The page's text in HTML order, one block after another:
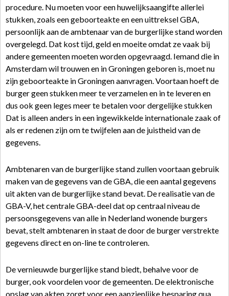
procedure. Nu moeten voor een huwelijksaangifte allerlei
stukken, zoals een geboorteakte en een uittreksel GBA,
persoonlijk aan de ambtenaar van de burgerlijke stand worden
overgelegd. Dat kost tijd, geld en moeite omdat ze vaak bij
andere gemeenten moeten worden opgevraagd. Iemand die in
Amsterdam wil trouwen en in Groningen geboren is, moet nu
zijn geboorteakte in Groningen aanvragen. Voortaan hoeft de
burger geen stukken meer te verzamelen en in te leveren en
dus ook geen leges meer te betalen voor dergelijke stukken
Dat is alleen anders in een ingewikkelde internationale zaak of
als er redenen zijn om te twijfelen aan de juistheid van de
gegevens.
Ambtenaren van de burgerlijke stand zullen voortaan gebruik
maken van de gegevens van de GBA, die een aantal gegevens
uit akten van de burgerlijke stand bevat. De realisatie van de
GBA-V, het centrale GBA-deel dat op centraal niveau de
persoonsgegevens van alle in Nederland wonende burgers
bevat, stelt ambtenaren in staat de door de burger verstrekte
gegevens direct en on-line te controleren.
De vernieuwde burgerlijke stand biedt, behalve voor de
burger, ook voordelen voor de gemeenten. De elektronische
opslag van akten zorgt voor een aanzienlijke besparing qua